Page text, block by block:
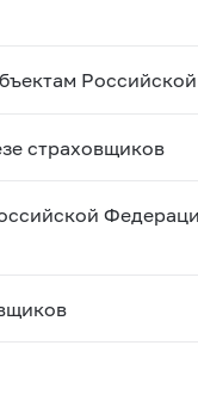
страховщиков